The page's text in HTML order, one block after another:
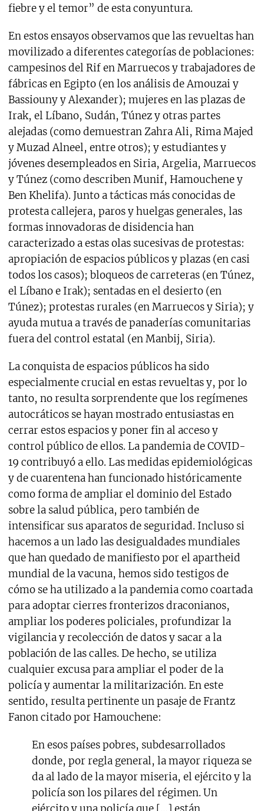
fiebre y el temor” de esta conyuntura.
En estos ensayos observamos que las revueltas han
movilizado a diferentes categorías de poblaciones:
campesinos del Rif en Marruecos y trabajadores de
fábricas en Egipto (en los análisis de Amouzai y
Bassiouny y Alexander); mujeres en las plazas de
Irak, el Líbano, Sudán, Túnez y otras partes
alejadas (como demuestran Zahra Ali, Rima Majed
y Muzad Alneel, entre otros); y estudiantes y
jóvenes desempleados en Siria, Argelia, Marruecos
y Túnez (como describen Munif, Hamouchene y
Ben Khelifa). Junto a tácticas más conocidas de
protesta callejera, paros y huelgas generales, las
formas innovadoras de disidencia han
caracterizado a estas olas sucesivas de protestas:
apropiación de espacios públicos y plazas (en casi
todos los casos); bloqueos de carreteras (en Túnez,
el Líbano e Irak); sentadas en el desierto (en
Túnez); protestas rurales (en Marruecos y Siria); y
ayuda mutua a través de panaderías comunitarias
fuera del control estatal (en Manbij, Siria).
La conquista de espacios públicos ha sido
especialmente crucial en estas revueltas y, por lo
tanto, no resulta sorprendente que los regímenes
autocráticos se hayan mostrado entusiastas en
cerrar estos espacios y poner fin al acceso y
control público de ellos. La pandemia de COVID-
19 contribuyó a ello. Las medidas epidemiológicas
y de cuarentena han funcionado históricamente
como forma de ampliar el dominio del Estado
sobre la salud pública, pero también de
intensificar sus aparatos de seguridad. Incluso si
hacemos a un lado las desigualdades mundiales
que han quedado de manifiesto por el apartheid
mundial de la vacuna, hemos sido testigos de
cómo se ha utilizado a la pandemia como coartada
para adoptar cierres fronterizos draconianos,
ampliar los poderes policiales, profundizar la
vigilancia y recolección de datos y sacar a la
población de las calles. De hecho, se utiliza
cualquier excusa para ampliar el poder de la
policía y aumentar la militarización. En este
sentido, resulta pertinente un pasaje de Frantz
Fanon citado por Hamouchene:
En esos países pobres, subdesarrollados
donde, por regla general, la mayor riqueza se
da al lado de la mayor miseria, el ejército y la
policía son los pilares del régimen. Un